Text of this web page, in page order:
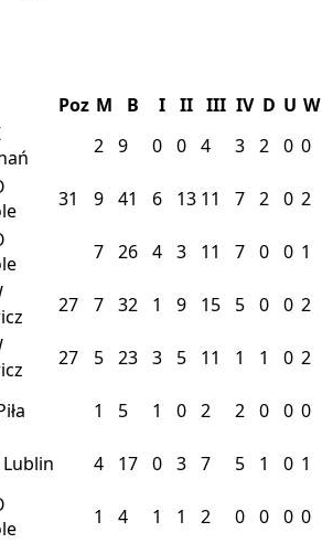
Poz M B I II III IV D U W
2 9 0 0 4 3 2 0 0
31 9 41 6 13 11 7 2 0 2
7 26 4 3 11 7 0 0 1
27 7 32 1 9 15 5 0 0 2
27 5 23 3 5 11 1 1 0 2
1 5 1 0 2 2 0 0 0
Lublin 4 17 0 3 7 5 1 0 1
1 4 1 1 2 0 0 0 0